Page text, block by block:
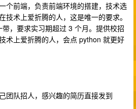
个前端，负责前端环境的搭建，技术选
技术上爱折腾的人，这是唯一的要求。
，要求实习期超过 3 个月。提供校招
术上爱折腾的人，会点 python 就更好
团队招人，感兴趣的简历直接发到